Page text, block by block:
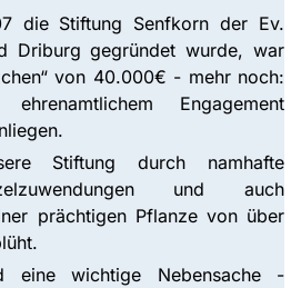
die Stiftung Senfkorn der Ev.
Driburg gegründet wurde, war
von 40.000€ - mehr noch:
Engagement
Stiftung durch namhafte
und auch
prächtigen Pflanze von über
eine wichtige Nebensache -